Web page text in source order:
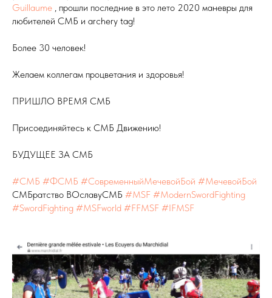
Guillaume , прошли последние в это лето 2020 маневры для
любителей СМБ и archery tag!
Более 30 человек!
Желаем коллегам процветания и здоровья!
ПРИШЛО ВРЕМЯ СМБ
Присоединяйтесь к СМБ Движению!
БУДУЩЕЕ ЗА СМБ
#СМБ #ФСМБ #СовременныйМечевойБой #МечевойБой
СМБратство ВОславуСМБ #MSF #ModernSwordFighting
#SwordFighting #MSFworld #FFMSF #IFMSF